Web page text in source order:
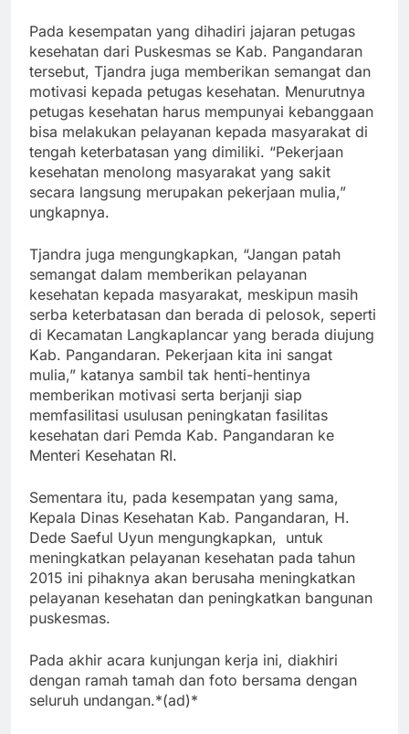
Pada kesempatan yang dihadiri jajaran petugas
kesehatan dari Puskesmas se Kab. Pangandaran
tersebut, Tjandra juga memberikan semangat dan
motivasi kepada petugas kesehatan. Menurutnya
petugas kesehatan harus mempunyai kebanggaan
bisa melakukan pelayanan kepada masyarakat di
tengah keterbatasan yang dimiliki. “Pekerjaan
kesehatan menolong masyarakat yang sakit
secara langsung merupakan pekerjaan mulia,”
ungkapnya.
Tjandra juga mengungkapkan, “Jangan patah
semangat dalam memberikan pelayanan
kesehatan kepada masyarakat, meskipun masih
serba keterbatasan dan berada di pelosok, seperti
di Kecamatan Langkaplancar yang berada diujung
Kab. Pangandaran. Pekerjaan kita ini sangat
mulia,” katanya sambil tak henti-hentinya
memberikan motivasi serta berjanji siap
memfasilitasi usulusan peningkatan fasilitas
kesehatan dari Pemda Kab. Pangandaran ke
Menteri Kesehatan RI.
Sementara itu, pada kesempatan yang sama,
Kepala Dinas Kesehatan Kab. Pangandaran, H.
Dede Saeful Uyun mengungkapkan, untuk
meningkatkan pelayanan kesehatan pada tahun
2015 ini pihaknya akan berusaha meningkatkan
pelayanan kesehatan dan peningkatkan bangunan
puskesmas.
Pada akhir acara kunjungan kerja ini, diakhiri
dengan ramah tamah dan foto bersama dengan
seluruh undangan.*(ad)*